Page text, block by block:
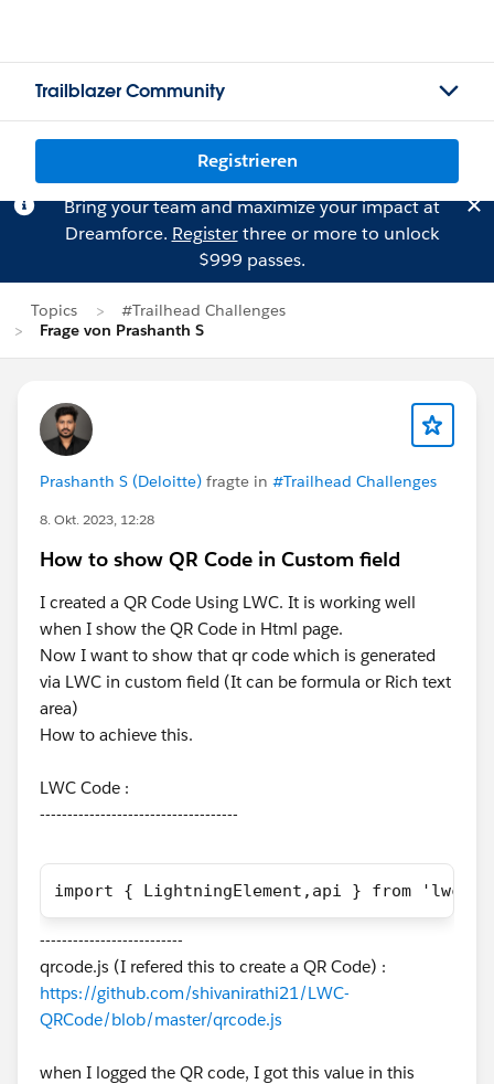
Trailblazer Community
Registrieren
Bring your team and maximize your impact at
Dreamforce. Registerthree or more to unlock
$999 passes.
Topics
#Trailhead Challenges
Frage von Prashanth S
Prashanth S (Deloitte) fragte in #Trailhead Challenges
8. Okt. 2023, 12:28
How to show QR Code in Custom field
I created a QR Code Using LWC. It is working well
when I show the QR Code in Html page.
Now I want to show that qr code which is generated
via LWC in custom field (It can be formula or Rich text
area)
How to achieve this.
LWC Code :
------------------------------------
import { LightningElement,api } from
--------------------------
qrcode.js (I refered this to create a QR Code) :
https://github.com/shivanirathi21/LWC-
QRCode/blob/master/qrcode.js
when I logged the QR code, I got this value in this